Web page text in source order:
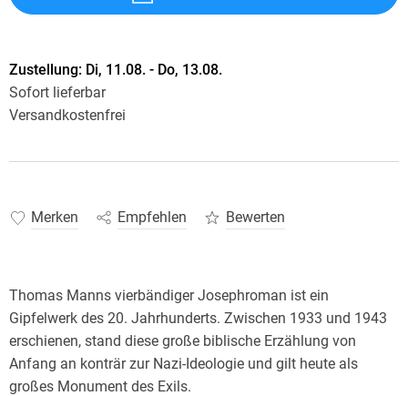
Zustellung: Di, 11.08. - Do, 13.08.
Sofort lieferbar
Versandkostenfrei
Merken Empfehlen Bewerten
Thomas Manns vierbändiger Josephroman ist ein
Gipfelwerk des 20. Jahrhunderts. Zwischen 1933 und 1943
erschienen, stand diese große biblische Erzählung von
Anfang an konträr zur Nazi-Ideologie und gilt heute als
großes Monument des Exils.